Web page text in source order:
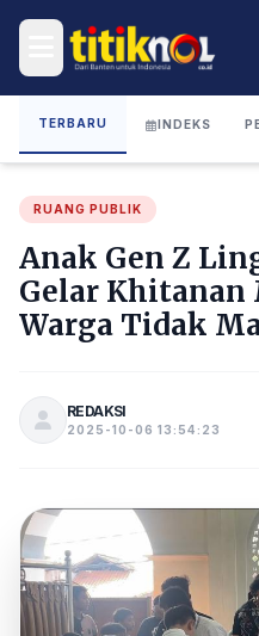
TERBARU INDEKS
RUANG PUBLIK
Anak Gen Z
Gelar Khitanan
Warga Tidak
REDAKSI
2025-10-06 13:54:23